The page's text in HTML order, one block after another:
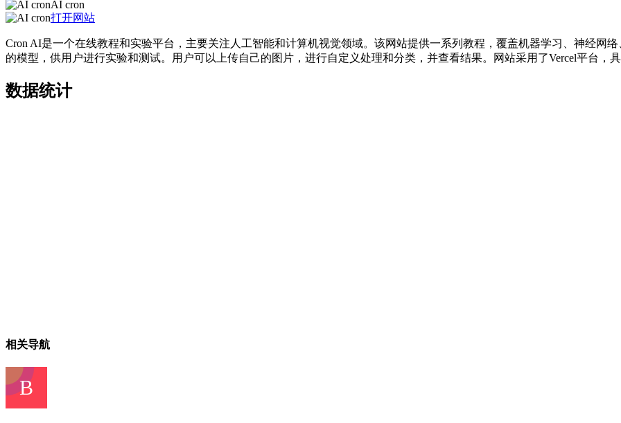
AI cron
打开网站
Cron AI是一个在线教程和实验平台，主要关注人工智能和计算机视觉领域。该网站提供一系列教程，覆盖机器学习、神经网
的模型，供用户进行实验和测试。用户可以上传自己的图片，进行自定义处理和分类，并查看结果。网站采用了Vercel平台，
数据统计
相关导航